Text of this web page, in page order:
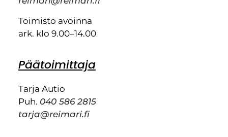
Toimisto avoinna
ark. klo 9.00–14.00
Päätoimittaja
Tarja Autio
Puh. 040 586 2815
tarja@reimari.fi